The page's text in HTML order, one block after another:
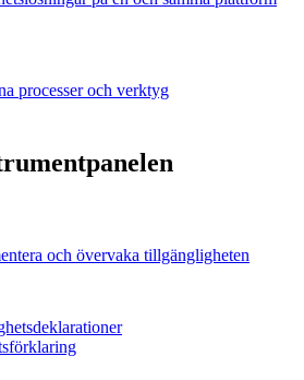
processer och verktyg
och övervaka tillgängligheten